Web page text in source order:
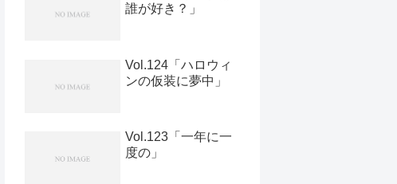
誰が好き？」
Vol.124「ハロウィ
ンの仮装に夢中」
Vol.123「一年に一
度の」